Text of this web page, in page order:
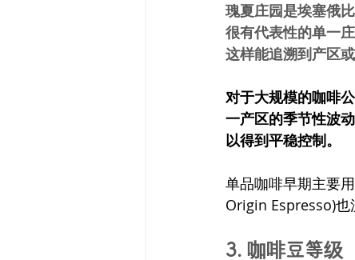
瑰夏庄园是埃塞俄
很有代表性的单一
这样能追溯到产区
对于大规模的咖啡
一产区的季节性波
以得到平稳控制。
单品咖啡早期主要
Origin Espresso)也
3. 咖啡豆等级